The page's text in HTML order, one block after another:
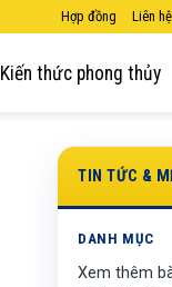
Hợp đồng Liên
Kiến thức phong thủy
TIN TỨC &
DANH MỤC
Xem thêm